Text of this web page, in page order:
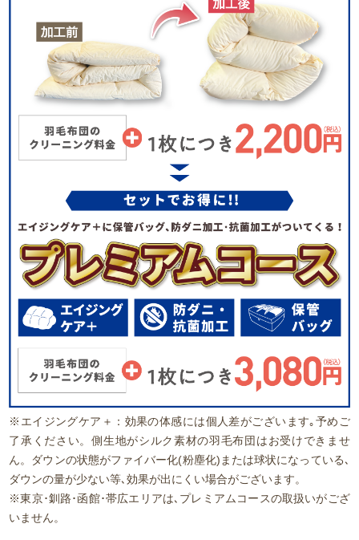
※エイジングケア＋：効果の体感には個人差がございます｡予めご
了承ください。側生地がシルク素材の羽毛布団はお受けできませ
ん。ダウンの状態がファイバー化(粉塵化)または球状になっている､
ダウンの量が少ない等､効果が出にくい場合がございます。
※東京･釧路･函館･帯広エリアは､プレミアムコースの取扱いがござ
いません。